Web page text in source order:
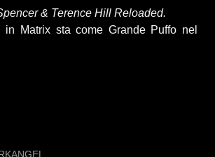
& Terence Hill Reloaded.
in Matrix sta come Grande Puffo nel